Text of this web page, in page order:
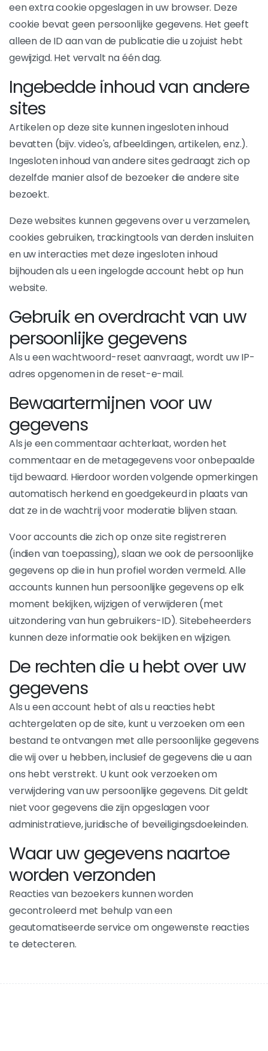
een extra cookie opgeslagen in uw browser. Deze
cookie bevat geen persoonlijke gegevens. Het geeft
alleen de ID aan van de publicatie die u zojuist hebt
gewijzigd. Het vervalt na één dag.
Ingebedde inhoud van andere
sites
Artikelen op deze site kunnen ingesloten inhoud
bevatten (bijv. video's, afbeeldingen, artikelen, enz.).
Ingesloten inhoud van andere sites gedraagt zich op
dezelfde manier alsof de bezoeker die andere site
bezoekt.
Deze websites kunnen gegevens over u verzamelen,
cookies gebruiken, trackingtools van derden insluiten
en uw interacties met deze ingesloten inhoud
bijhouden als u een ingelogde account hebt op hun
website.
Gebruik en overdracht van uw
persoonlijke gegevens
Als u een wachtwoord-reset aanvraagt, wordt uw IP-
adres opgenomen in de reset-e-mail.
Bewaartermijnen voor uw
gegevens
Als je een commentaar achterlaat, worden het
commentaar en de metagegevens voor onbepaalde
tijd bewaard. Hierdoor worden volgende opmerkingen
automatisch herkend en goedgekeurd in plaats van
dat ze in de wachtrij voor moderatie blijven staan.
Voor accounts die zich op onze site registreren
(indien van toepassing), slaan we ook de persoonlijke
gegevens op die in hun profiel worden vermeld. Alle
accounts kunnen hun persoonlijke gegevens op elk
moment bekijken, wijzigen of verwijderen (met
uitzondering van hun gebruikers-ID). Sitebeheerders
kunnen deze informatie ook bekijken en wijzigen.
De rechten die u hebt over uw
gegevens
Als u een account hebt of als u reacties hebt
achtergelaten op de site, kunt u verzoeken om een
bestand te ontvangen met alle persoonlijke gegevens
die wij over u hebben, inclusief de gegevens die u aan
ons hebt verstrekt. U kunt ook verzoeken om
verwijdering van uw persoonlijke gegevens. Dit geldt
niet voor gegevens die zijn opgeslagen voor
administratieve, juridische of beveiligingsdoeleinden.
Waar uw gegevens naartoe
worden verzonden
Reacties van bezoekers kunnen worden
gecontroleerd met behulp van een
geautomatiseerde service om ongewenste reacties
te detecteren.